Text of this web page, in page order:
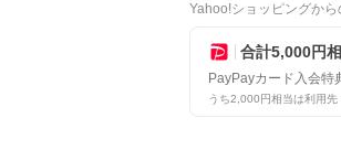
Yahoo!ショッピングか
合計5,000円
PayPayカード入会特
うち2,000円相当は利用先